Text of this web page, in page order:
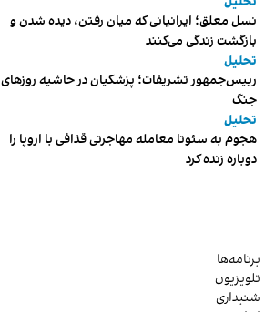
نسل معلق؛ ایرانیانی که میان رفتن، دیده شدن و
بازگشت زندگی می‌کنند
تحلیل
رییس‌جمهور تشریفات؛ پزشکیان در حاشیه روزهای
جنگ
تحلیل
هجوم به سئوتا معامله مهاجرتی قذافی با اروپا را
دوباره زنده کرد
برنامه‌ها
تلویزیون
شنیداری